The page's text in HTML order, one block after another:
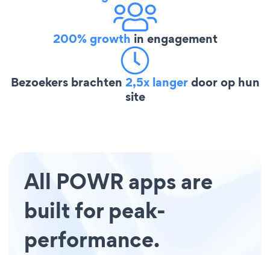
200% growth in engagement
Bezoekers brachten 2,5x langerdoor op hun
site
All POWR apps are
built for peak-
performance.